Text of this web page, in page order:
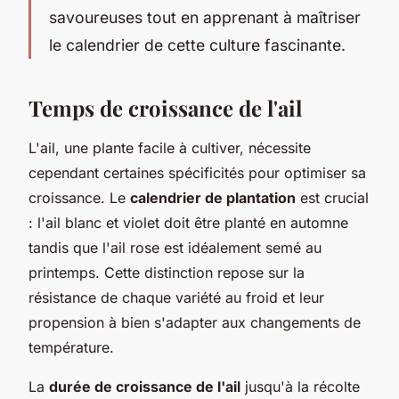
savoureuses tout en apprenant à maîtriser
le calendrier de cette culture fascinante.
Temps de croissance de l'ail
L'ail, une plante facile à cultiver, nécessite
cependant certaines spécificités pour optimiser sa
croissance. Le calendrier de plantation est crucial
: l'ail blanc et violet doit être planté en automne
tandis que l'ail rose est idéalement semé au
printemps. Cette distinction repose sur la
résistance de chaque variété au froid et leur
propension à bien s'adapter aux changements de
température.
La durée de croissance de l'ail jusqu'à la récolte